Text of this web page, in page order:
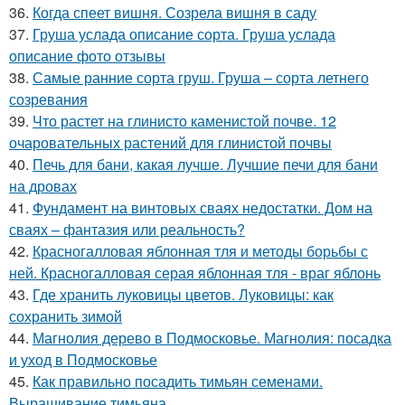
36. Когда спеет вишня. Созрела вишня в саду
37. Груша услада описание сорта. Груша услада
описание фото отзывы
38. Самые ранние сорта груш. Груша – сорта летнего
созревания
39. Что растет на глинисто каменистой почве. 12
очаровательных растений для глинистой почвы
40. Печь для бани, какая лучше. Лучшие печи для бани
на дровах
41. Фундамент на винтовых сваях недостатки. Дом на
сваях – фантазия или реальность?
42. Красногалловая яблонная тля и методы борьбы с
ней. Красногалловая серая яблонная тля - враг яблонь
43. Где хранить луковицы цветов. Луковицы: как
сохранить зимой
44. Магнолия дерево в Подмосковье. Магнолия: посадка
и уход в Подмосковье
45. Как правильно посадить тимьян семенами.